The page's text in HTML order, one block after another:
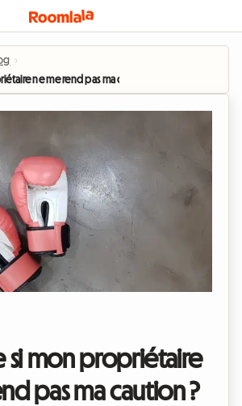
›
ne me rend pas ma caution ?
si mon propriétaire
pas ma caution ?